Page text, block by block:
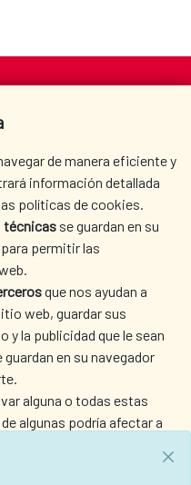
de manera eficiente y
información detallada
políticas de cookies.
técnicas se guardan en su
permitir las
que nos ayudan a
web, guardar sus
y la publicidad que le sean
en su navegador
alguna o todas estas
algunas podría afectar a
nuestra
DÓNDE COOPERAMOS
SALA DE PRENSA
BIBLIOTECA